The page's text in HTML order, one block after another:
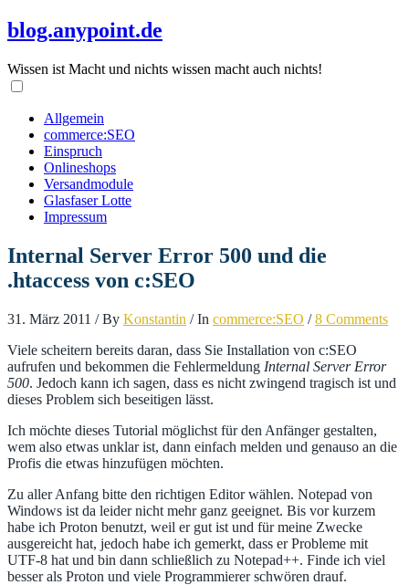
blog.anypoint.de
Wissen ist Macht und nichts wissen macht auch nichts!
Allgemein
commerce:SEO
Einspruch
Onlineshops
Versandmodule
Glasfaser Lotte
Impressum
Internal Server Error 500 und die
.htaccess von c:SEO
31. März 2011 /By Konstantin /In commerce:SEO /8 Comments
Viele scheitern bereits daran, dass Sie Installation von c:SEO
aufrufen und bekommen die Fehlermeldung Internal Server Error
500. Jedoch kann ich sagen, dass es nicht zwingend tragisch ist und
dieses Problem sich beseitigen lässt.
Ich möchte dieses Tutorial möglichst für den Anfänger gestalten,
wem also etwas unklar ist, dann einfach melden und genauso an die
Profis die etwas hinzufügen möchten.
Zu aller Anfang bitte den richtigen Editor wählen. Notepad von
Windows ist da leider nicht mehr ganz geeignet. Bis vor kurzem
habe ich Proton benutzt, weil er gut ist und für meine Zwecke
ausgereicht hat, jedoch habe ich gemerkt, dass er Probleme mit
UTF-8 hat und bin dann schließlich zu Notepad++. Finde ich viel
besser als Proton und viele Programmierer schwören drauf.